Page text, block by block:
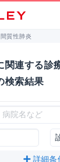
間質性肺炎
関連する診
検索結果
詳細条